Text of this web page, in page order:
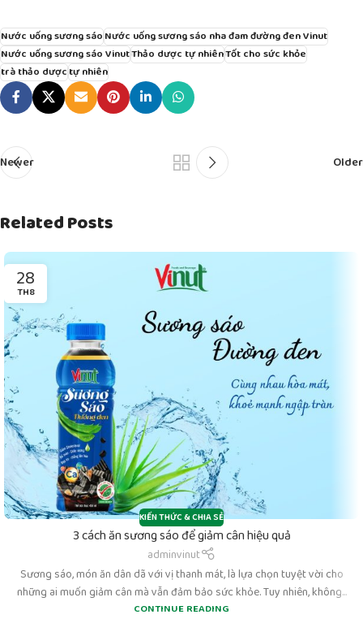
Nước uống sương sáoNước uống sương sáo nha đam đường đen Vinut
Nước uống sương sáo VinutThảo dược tự nhiênTốt cho sức khỏe
trà thảo dượctự nhiên
Newer Older
Related Posts
28
TH8
KIẾN THỨC & CHIA SẺ
3 cách ăn sương sáo để giảm cân hiệu quả
adminvinut
Sương sáo, món ăn dân dã với vị thanh mát, là lựa chọn tuyệt vời cho
những ai muốn giảm cân mà vẫn đảm bảo sức khỏe. Tuy nhiên, không...
CONTINUE READING